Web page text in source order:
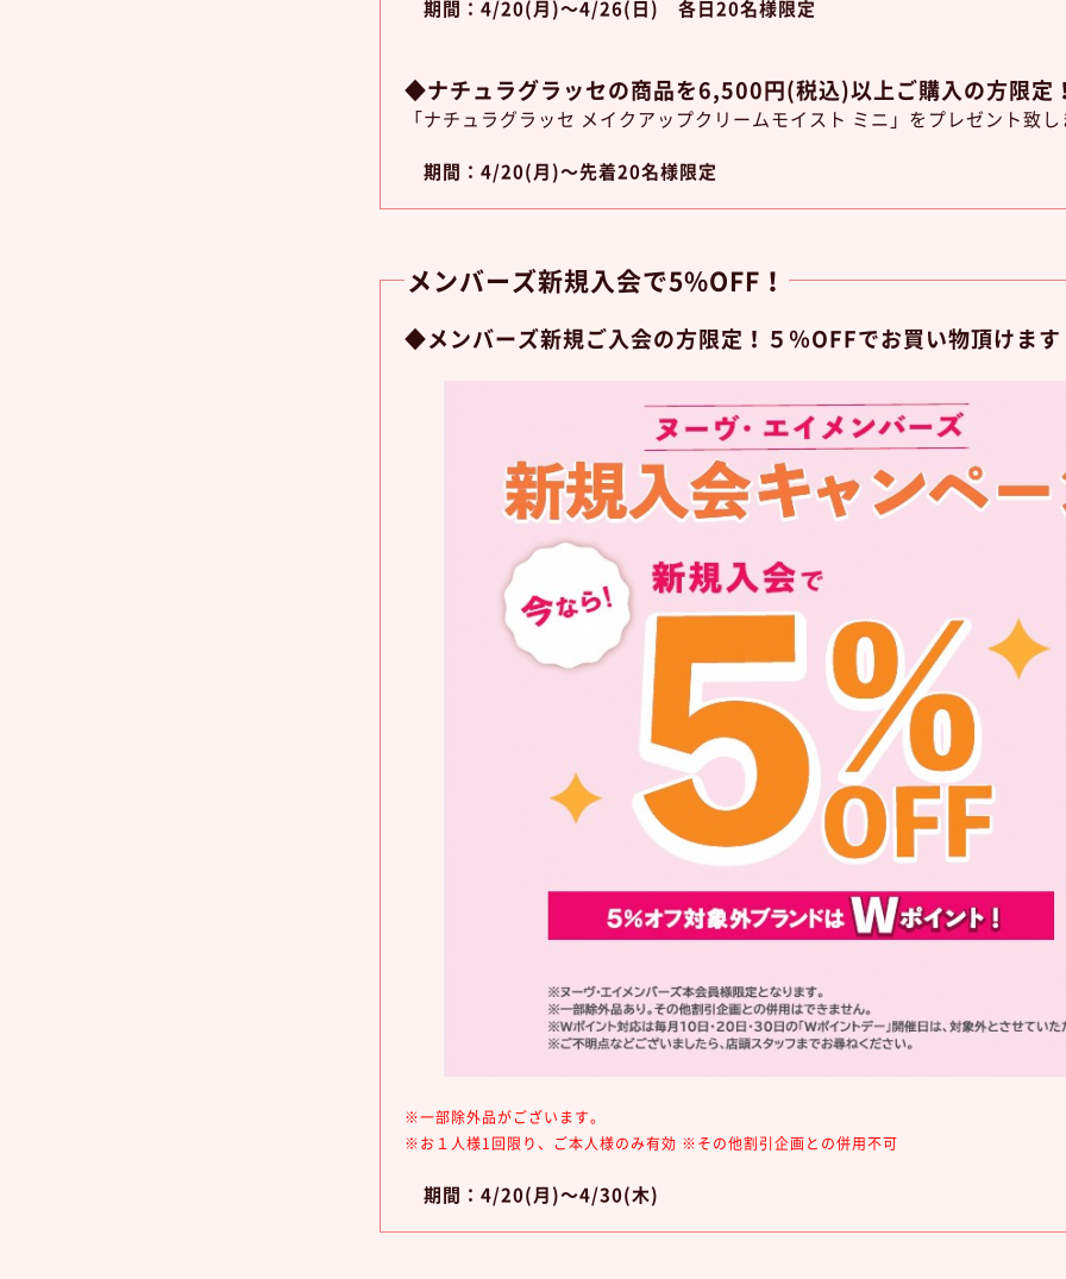
期間：4/20(月)～4/26(日) 各日20名様限定
◆ナチュラグラッセの商品を6,500円(税込)以上ご購入の方限定
「ナチュラグラッセ メイクアップクリームモイスト ミニ」をプレゼント致
期間：4/20(月)～先着20名様限定
メンバーズ新規入会で5%OFF！
◆メンバーズ新規ご入会の方限定！５％OFFでお買い物頂けま
※一部除外品がございます。
※お１人様1回限り、ご本人様のみ有効 ※その他割引企画との併用不可
期間：4/20(月)～4/30(木)